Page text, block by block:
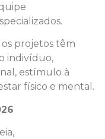
os projetos têm
indivíduo,
estímulo à
físico e mental.